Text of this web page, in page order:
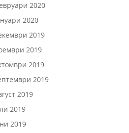
2020
2020
2019
2019
2019
2019
2019
2019
2019